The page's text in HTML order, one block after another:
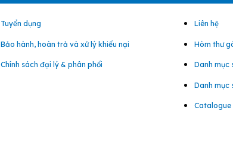
Tuyển dụng
Bảo hành, hoàn trả và xử lý khiếu nại
Chính sách đại lý & phân phối
Liên hệ
Hòm thư
Danh mục
Danh mục
Catalogue